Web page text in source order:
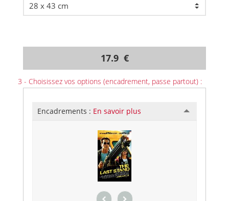
17.9 €
3 - Choisissez vos options (encadrement, passe partout) :
Encadrements : En savoir plus